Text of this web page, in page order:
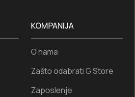
KOMPANIJA
O nama
Zašto odabrati G Store
Zaposlenje